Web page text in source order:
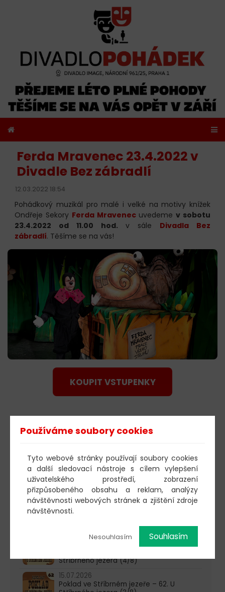
Ferda Mravenec 23.4.2022 v
Divadle Bez zábradlí
12.03.2022 18:54
Pohádkový muzikál pro malé i velké na motivy knížek
Ondřeje Sekory Ferda Mravenec uvedeme v sobotu
23.4.2022 od 11.00 hod. v sále Divadla Bez
zábradlí. Těšíme se na vás!
KOUPIT VSTUPENKY
603 805 271
AKTUALITY
05.08.2026
Poklad ve Stříbrném jezeře – 65. U
Stříbrného jezera (6/8)
29.07.2026
Stříbrného jezera (4/8)
15.07.2026
Poklad ve Stříbrném jezeře – 62. U
Používáme soubory cookies
Tyto webové stránky používají soubory cookies
a další sledovací nástroje s cílem vylepšení
uživatelského prostředí, zobrazení
přizpůsobeného obsahu a reklam, analýzy
návštěvnosti webových stránek a zjištění zdroje
návštěvnosti.
Nesouhlasím Souhlasím